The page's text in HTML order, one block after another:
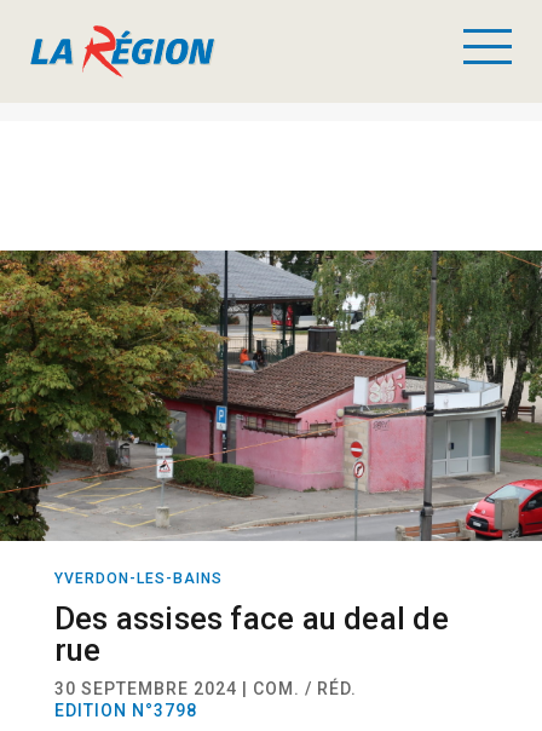
YVERDON-LES-BAINS
Des assises face au deal de
rue
30 SEPTEMBRE 2024 | COM. / RÉD.
EDITION N°3798